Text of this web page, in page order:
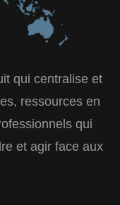
qui centralise et
ressources en
qui
et agir face aux